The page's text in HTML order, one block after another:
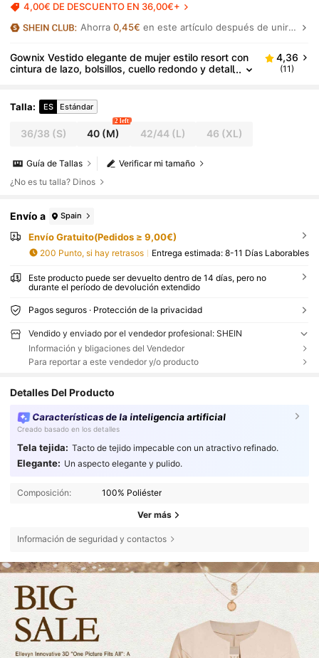
4,00€ DE DESCUENTO EN 36,00€+
Ahorra0,45€ en este artículo después de unirte.
Gownix Vestido elegante de mujer estilo resort con
cintura de lazo, bolsillos, cuello redondo y detall
4,36
(11)
Talla: ES Estándar
36/38 (S) 40 (M)
2 left
42/44(L) 46 (XL)
Verificar mi tamaño
Guía de Tallas
¿No es tu talla? Dinos
Envío a Spain
Envío Gratuito(Pedidos ≥ 9,00€)
200 Punto, si hay retrasos Entrega estimada: 8-11 Días Laborables
Este producto puede ser devuelto dentro de 14 días, pero no
durante el período de devolución extendido
Pagos seguros · Protección de la privacidad
Vendido y enviado por el vendedor profesional: SHEIN
Información y bligaciones del Vendedor
Para reportar a este vendedor y/o producto
Detalles Del Producto
Características de la inteligencia artificial
Creado basado en los detalles
Tela tejida: Tacto de tejido impecable con un atractivo refinado.
Elegante: Un aspecto elegante y pulido.
Composición: 100% Poliéster
Ver más
Información de seguridad y contactos